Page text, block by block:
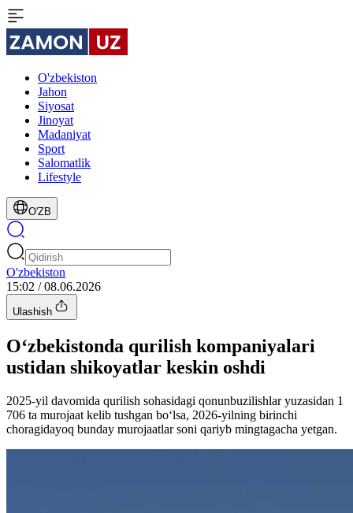
O'zbekiston
Jahon
Siyosat
Jinoyat
Madaniyat
Sport
Salomatlik
Lifestyle
O'ZB
O'zbekiston
15:02 / 08.06.2026
Ulashish
O‘zbekistonda qurilish kompaniyalari
ustidan shikoyatlar keskin oshdi
2025-yil davomida qurilish sohasidagi qonunbuzilishlar yuzasidan 1
706 ta murojaat kelib tushgan bo‘lsa, 2026-yilning birinchi
choragidayoq bunday murojaatlar soni qariyb mingtagacha yetgan.